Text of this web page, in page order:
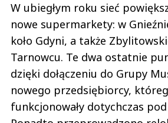
W ubiegłym roku sieć
nowe supermarkety: w
koło Gdyni, a także
Tarnowcu. Te dwa ostatnie
dzięki dołączeniu do Grupy
nowego przedsiębiorcy,
funkcjonowały dotychczas